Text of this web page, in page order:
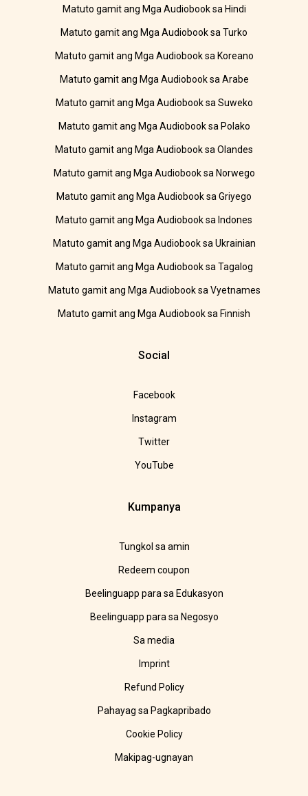
Matuto gamit ang Mga Audiobook sa Hindi
Matuto gamit ang Mga Audiobook sa Turko
Matuto gamit ang Mga Audiobook sa Koreano
Matuto gamit ang Mga Audiobook sa Arabe
Matuto gamit ang Mga Audiobook sa Suweko
Matuto gamit ang Mga Audiobook sa Polako
Matuto gamit ang Mga Audiobook sa Olandes
Matuto gamit ang Mga Audiobook sa Norwego
Matuto gamit ang Mga Audiobook sa Griyego
Matuto gamit ang Mga Audiobook sa Indones
Matuto gamit ang Mga Audiobook sa Ukrainian
Matuto gamit ang Mga Audiobook sa Tagalog
Matuto gamit ang Mga Audiobook sa Vyetnames
Matuto gamit ang Mga Audiobook sa Finnish
Social
Facebook
Instagram
Twitter
YouTube
Kumpanya
Tungkol sa amin
Redeem coupon
Beelinguapp para sa Edukasyon
Beelinguapp para sa Negosyo
Sa media
Imprint
Refund Policy
Pahayag sa Pagkapribado
Cookie Policy
Makipag-ugnayan